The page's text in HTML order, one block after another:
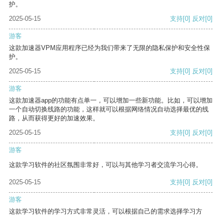
护。
2025-05-15
支持[0] 反对[0]
游客
这款加速器VPM应用程序已经为我们带来了无限的隐私保护和安全性保
护。
2025-05-15
支持[0] 反对[0]
游客
这款加速器app的功能有点单一，可以增加一些新功能。比如，可以增加
一个自动切换线路的功能，这样就可以根据网络情况自动选择最优的线
路，从而获得更好的加速效果。
2025-05-15
支持[0] 反对[0]
游客
这款学习软件的社区氛围非常好，可以与其他学习者交流学习心得。
2025-05-15 支持[0] 反对[0]
游客
这款学习软件的学习方式非常灵活，可以根据自己的需求选择学习方